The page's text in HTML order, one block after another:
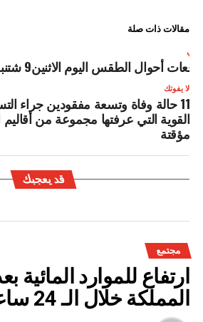
مقالات ذات صلة
أحوال الطقس اليوم الاثنين9 شتنبر
لا يفوتك
11 حالة وفاة وتسعة مفقودين جراء
القوية التي عرفتها مجموعة من
مؤقتة
قد يعجبك
مجتمع
ارتفاع للموارد
المملكة خلال الـ 24 ساعة الماضية